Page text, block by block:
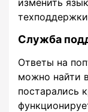
Служба
Ответы на
можно найти
постарались